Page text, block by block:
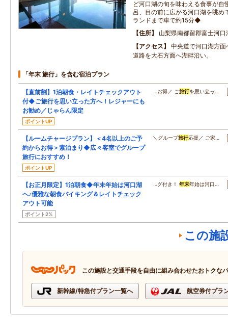
ど河口湖の旬を味わえる食事が自
呂、目の前に広がる河口湖を眺
ランドまで車で約15分◆
住所
山梨県南都留郡富士河
アクセス
中央道で河口湖方
道路を大石方面へ湖畔沿い。
「年末 旅行」を含む宿泊プラン
【直前割】1泊朝食・レイトチェックアウト
付◆ご旅行を思い立った方へ！レジャーにも
お勧め／じゃらん限定
ポイントUP
…お得／ ご旅行を思い立っ…
【ルームチャージプラン】＜4名以上のご予
約からお得＞素泊まり◆広々客室でグループ
旅行におすすめ！
ポイントUP
＼グループ旅行応援／ ご家…
【お正月限定】1泊朝食◆年末年始は河口湖
へ♪優雅な朝食バイキング＆レイトチェック
アウト可能
ポイント2%
…グ付き！年末年始は河口…
この施
この施設と交通手段を自由に組み合わせたおトクな
新幹線/特急付プラン一覧へ 航空券付プラ